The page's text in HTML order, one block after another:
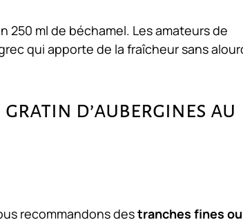
ml de béchamel. Les amateurs de
qui apporte de la fraîcheur sans
d’aubergines au
recommandons destranches fines ou